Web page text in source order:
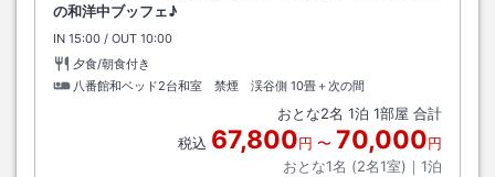
の和洋中ブッフェ♪
IN チェックイン
15:00 / OUT チェックアウト
10:00
夕食/朝食付き
八番館和ベッド2台和室 禁煙 渓谷側 10畳＋次の間
おとな2名 1泊 1部屋 合計
税込 67,800円 〜 70,000円
おとな1名 (2名1室)｜ 1泊